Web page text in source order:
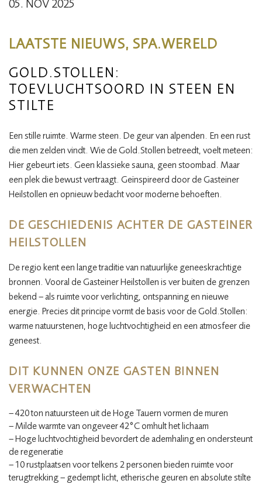
05. NOV 2025
LAATSTE NIEUWS, SPA.WERELD
GOLD.STOLLEN:
TOEVLUCHTSOORD IN STEEN EN
STILTE
Een stille ruimte. Warme steen. De geur van alpenden. En een rust
die men zelden vindt. Wie de Gold.Stollen betreedt, voelt meteen:
Hier gebeurt iets. Geen klassieke sauna, geen stoombad. Maar
een plek die bewust vertraagt. Geïnspireerd door de Gasteiner
Heilstollen en opnieuw bedacht voor moderne behoeften.
DE GESCHIEDENIS ACHTER DE GASTEINER
HEILSTOLLEN
De regio kent een lange traditie van natuurlijke geneeskrachtige
bronnen. Vooral de Gasteiner Heilstollen is ver buiten de grenzen
bekend – als ruimte voor verlichting, ontspanning en nieuwe
energie. Precies dit principe vormt de basis voor de Gold.Stollen:
warme natuurstenen, hoge luchtvochtigheid en een atmosfeer die
geneest.
DIT KUNNEN ONZE GASTEN BINNEN
VERWACHTEN
– 420 ton natuursteen uit de Hoge Tauern vormen de muren
– Milde warmte van ongeveer 42°C omhult het lichaam
– Hoge luchtvochtigheid bevordert de ademhaling en ondersteunt
de regeneratie
– 10 rustplaatsen voor telkens 2 personen bieden ruimte voor
terugtrekking – gedempt licht, etherische geuren en absolute stilte